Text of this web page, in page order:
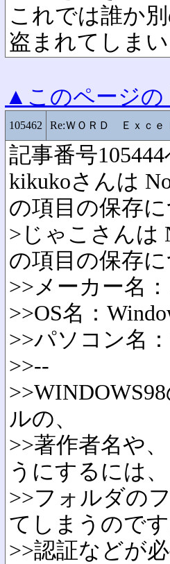
これでは誰か
盗まれてしまい
▲このページの
105462 Re:ＷＯＲＤ Ｅｘｃｅ
記事番号
kikukoさんは
の項目の保存
>じゃこさんは
の項目の保存
>>メーカー名
>>OS名：
>>パソコン名
>>--
ルの、
>>著作者名や
うにするには
>>フォルダの
てしまうのです
>>認証などが